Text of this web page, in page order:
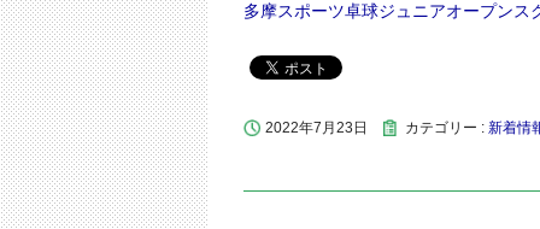
多摩スポーツ卓球ジュニアオープンス
2022年7月23日 カテゴリー : 新着情